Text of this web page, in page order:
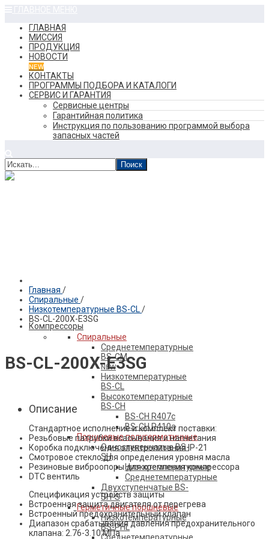
ГЛАВНАЯ
МИССИЯ
ПРОДУКЦИЯ
НОВОСТИ
NEW
КОНТАКТЫ
ПРОГРАММЫ ПОДБОРА И КАТАЛОГИ
СЕРВИС И ГАРАНТИЯ
Сервисные центры
Гарантийная политика
Инструкция по пользованию программой выбора
запасных частей
ПРОДУКЦИЯ BELIEF
Компрессоры
Спиральные
Среднетемпературные
BS-CM
NEW
Низкотемпературные
BS-CL
Высокотемпературные
BS-CH
BS-CH R407c
BS-CH R410a
Поршневые полугерметичные
Одноступенчатые BS-
SH
Низкотемпературные
Среднетемпературные
Двухступенчатые BS-
SH-S
Герметичные поршневые
Низкотемпературные
BS-PHL
Главная /
Спиральные /
Низкотемпературные BS-CL /
BS-СL-200X-E3SG
BS-СL-200X-E3SG
Описание
Стандартное исполнение и комплект поставки:
Резьбовые патрубки всасывания и нагнетания
Коробка подключения электропитания IP-21
Смотровое стекло для определения уровня масла
Резиновые виброопоры для крепления компрессора
DTC вентиль
Спецификация устройств защиты
Встроенная защита двигателя от перегрева
Встроенный предохранительный клапан
Диапазон срабатывания давления предохранительного
клапана: 2.76-3.10 МПа